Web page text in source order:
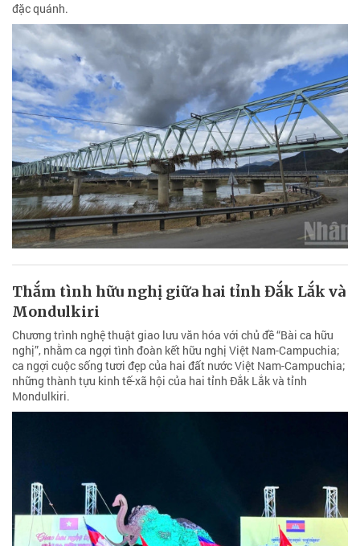
đặc quánh.
Thắm tình hữu nghị giữa hai tỉnh Đắk Lắk và
Mondulkiri
Chương trình nghệ thuật giao lưu văn hóa với chủ đề “Bài ca hữu
nghị”, nhằm ca ngợi tình đoàn kết hữu nghị Việt Nam-Campuchia;
ca ngợi cuộc sống tươi đẹp của hai đất nước Việt Nam-Campuchia;
những thành tựu kinh tế-xã hội của hai tỉnh Đắk Lắk và tỉnh
Mondulkiri.